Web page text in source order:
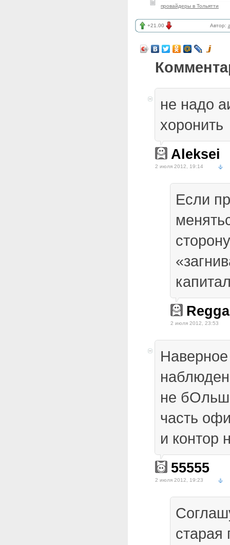
провайдеры в Тольятти
+21.00 Автор:
не надо
хоронить
Aleksei
2 июля 2012, 19:14
Если
2 июля 2012, 23:53
не
часть
и контор
55555
2 июля 2012, 19:23
старая